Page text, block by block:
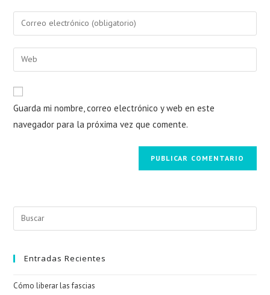
Guarda mi nombre, correo electrónico y web en este
navegador para la próxima vez que comente.
Entradas Recientes
Cómo liberar las fascias